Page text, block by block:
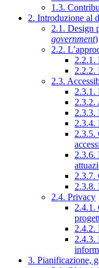
1.3.
2. Introduzione al
2.1. Design
government)
2.2.
2.2.1.
2.2.2.
2.3.
2.3.1.
2.3.2.
2.3.3.
2.3.4.
2.3.5.
2.3.6.
2.3.7.
2.3.8.
2.4. Privacy
2.4.1.
2.4.2.
2.4.3.
3. Pianificazione,